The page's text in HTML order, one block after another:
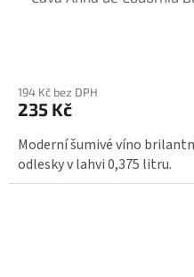
194 Kč bez DPH
235 Kč
Moderní šumivé víno
odlesky v lahvi 0,375 litru.